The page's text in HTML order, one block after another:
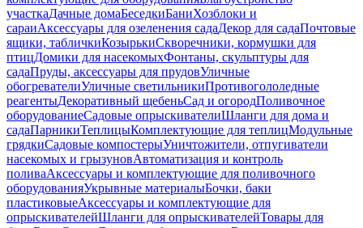
участкаДачные домаБеседкиБаниХозблоки и
сараиАксессуары для озеленения садаДекор для садаПочтовые
ящики, табличкиКозырькиСкворечники, кормушки для
птицДомики для насекомыхФонтаны, скульптуры для
садаПруды, аксессуары для прудовУличные
обогревателиУличные светильникиПротивогололедные
реагентыДекоративный щебеньСад и огородПоливочное
оборудованиеСадовые опрыскивателиШланги для дома и
садаПарникиТеплицыКомплектующие для теплицМодульные
грядкиСадовые компостерыУничтожители, отпугиватели
насекомых и грызуновАвтоматизация и контроль
поливаАксессуары и комплектующие для поливочного
оборудованияУкрывные материалыБочки, баки
пластиковыеАксессуары и комплектующие для
опрыскивателейШланги для опрыскивателейТовары для